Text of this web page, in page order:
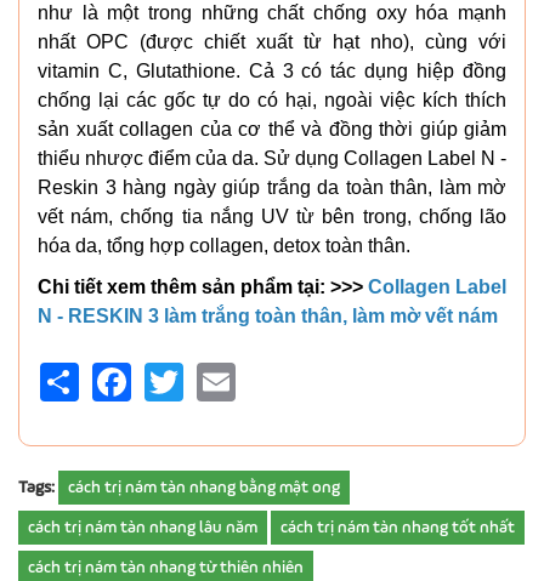
như là một trong những chất chống oxy hóa mạnh
nhất OPC (được chiết xuất từ hạt nho), cùng với
vitamin C, Glutathione. Cả 3 có tác dụng hiệp đồng
chống lại các gốc tự do có hại, ngoài việc kích thích
sản xuất collagen của cơ thể và đồng thời giúp giảm
thiểu nhược điểm của da. Sử dụng Collagen Label N -
Reskin 3 hàng ngày giúp trắng da toàn thân, làm mờ
vết nám, chống tia nắng UV từ bên trong, chống lão
hóa da, tổng hợp collagen, detox toàn thân.
Chi tiết xem thêm sản phẩm tại: >>> Collagen Label
N - RESKIN 3 làm trắng toàn thân, làm mờ vết nám
Share FacebookTwitter
Tags: cách trị nám tàn nhang bằng mật ong
cách trị nám tàn nhang lâu năm cách trị nám tàn nhang tốt nhất
cách trị nám tàn nhang từ thiên nhiên